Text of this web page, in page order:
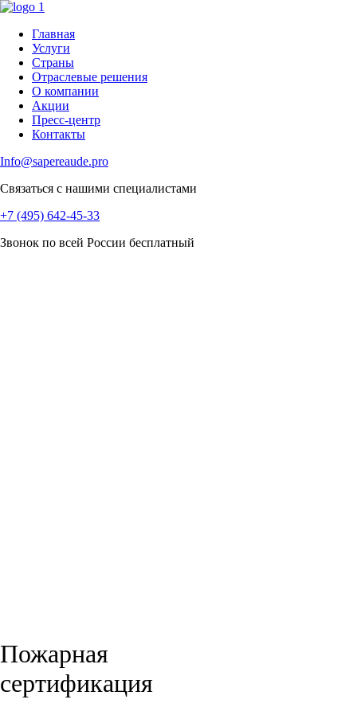
Главная
Услуги
Страны
Отраслевые решения
О компании
Акции
Пресс-центр
Контакты
Info@sapereaude.pro
Связаться с нашими специалистами
+7 (495) 642-45-33
Звонок по всей России бесплатный
Пожарная
сертификация